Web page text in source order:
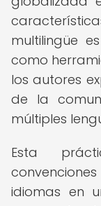
multilingüe
como
los autores
de la
múltiples
Esta
idiomas en